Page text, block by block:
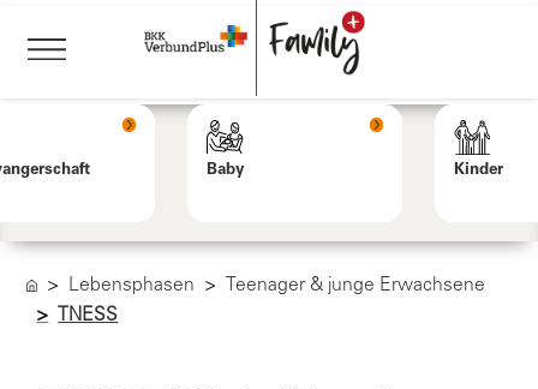
Baby Kinder
Lebensphasen
Teenager & junge Erwachsene
TNESS